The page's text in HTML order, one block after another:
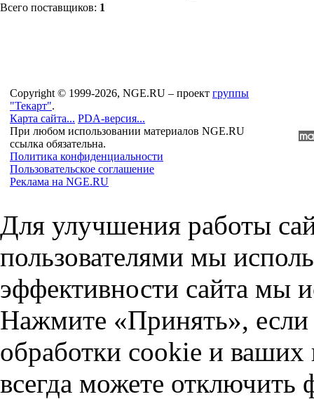
Всего поставщиков: 1
Copyright © 1999-2026, NGE.RU – проект группы
"Текарт".
Карта сайта... PDA-версия...
При любом использовании материалов NGE.RU
ссылка обязательна.
Политика конфиденциальности
Пользовательское соглашение
Реклама на NGE.RU
Для улучшения работы
пользователями мы
эффективности сайта мы
Нажмите «Принять», если
обработки cookie и
всегда можете отключить